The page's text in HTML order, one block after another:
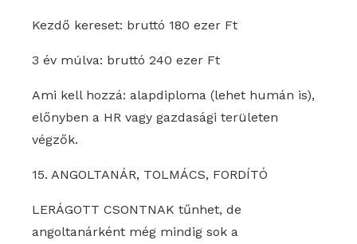
Kezdő kereset: bruttó 180 ezer Ft
3 év múlva: bruttó 240 ezer Ft
Ami kell hozzá: alapdiploma (lehet humán is),
előnyben a HR vagy gazdasági területen
végzők.
15. ANGOLTANÁR, TOLMÁCS, FORDÍTÓ
LERÁGOTT CSONTNAK tűnhet, de
angoltanárként még mindig sok a